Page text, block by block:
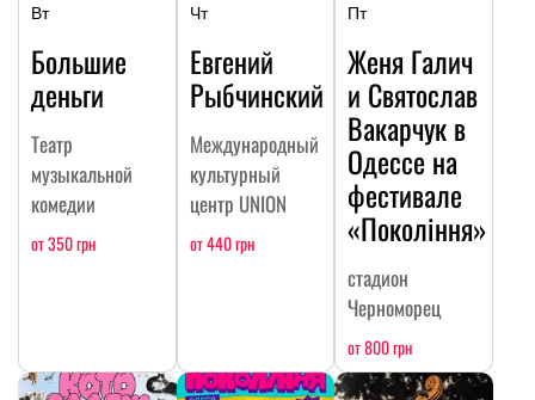
Вт
Большие
деньги
Театр
музыкальной
комедии
от 350 грн
Чт
Евгений
Рыбчинский
Международный
культурный
центр UNION
от 440 грн
Пт
Женя Галич
и Святослав
Вакарчук в
Одессе на
фестивале
«Покоління»
стадион
Черноморец
от 800 грн